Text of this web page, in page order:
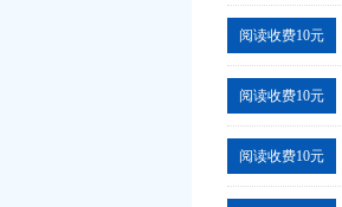
阅读收费10元
阅读收费10元
阅读收费10元